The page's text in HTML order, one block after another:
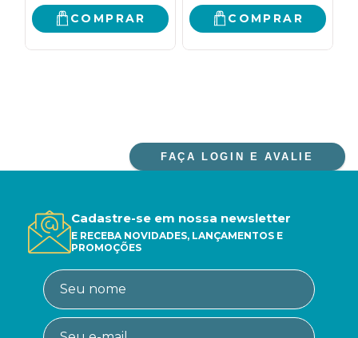
COMPRAR COMPRAR
FAÇA LOGIN E AVALIE
Cadastre-se em nossa newsletter
E RECEBA NOVIDADES, LANÇAMENTOS E
PROMOÇÕES